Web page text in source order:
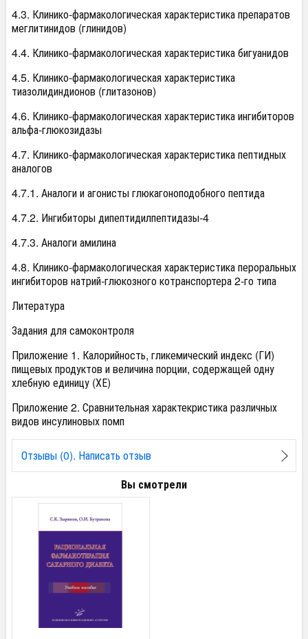
4.3. Клинико-фармакологическая характеристика препаратов
меглитинидов (глинидов)
4.4. Клинико-фармакологическая характеристика бигуанидов
4.5. Клинико-фармакологическая характеристика
тиазолидиндионов (глитазонов)
4.6. Клинико-фармакологическая характеристика ингибиторов
альфа-глюкозидазы
4.7. Клинико-фармакологическая характеристика пептидных
аналогов
4.7.1. Аналоги и агонисты глюкагоноподобного пептида
4.7.2. Ингибиторы дипептидилпептидазы-4
4.7.3. Аналоги амилина
4.8. Клинико-фармакологическая характеристика пероральных
ингибиторов натрий-глюкозного котранспортера 2-го типа
Литература
Задания для самоконтроля
Приложение 1. Калорийность, гликемический индекс (ГИ)
пищевых продуктов и величина порции, содержащей одну
хлебную единицу (ХЕ)
Приложение 2. Сравнительная характекристика различных
видов инсулиновых помп
Отзывы (0). Написать отзыв
Вы смотрели